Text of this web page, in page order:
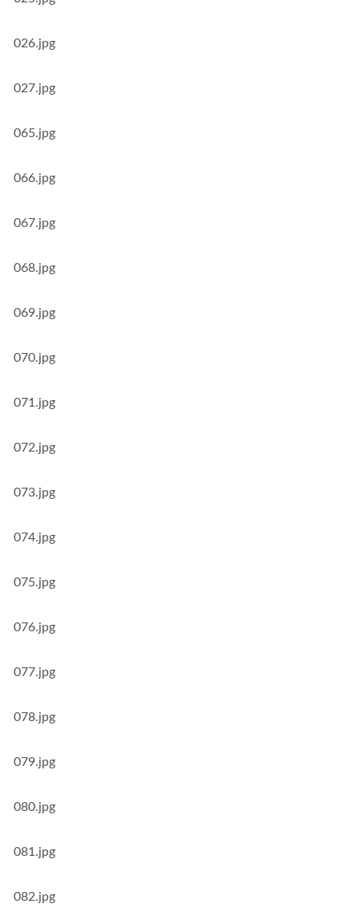
026.jpg
027.jpg
065.jpg
066.jpg
067.jpg
068.jpg
069.jpg
070.jpg
071.jpg
072.jpg
073.jpg
074.jpg
075.jpg
076.jpg
077.jpg
078.jpg
079.jpg
080.jpg
081.jpg
082.jpg